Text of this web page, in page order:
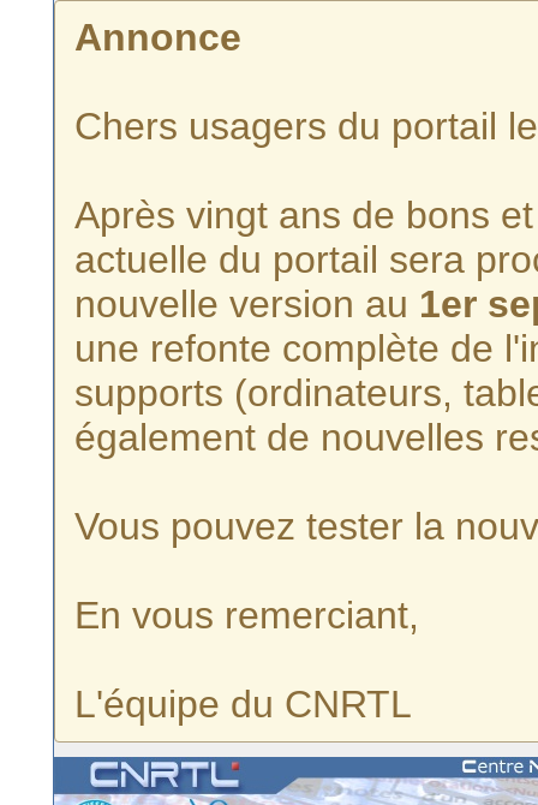
Annonce
Chers usagers du portail
Après vingt ans de bons
actuelle du portail sera
nouvelle version au 1er
une refonte complète de
supports (ordinateurs,
également de nouvelles
Vous pouvez tester la
En vous remerciant,
L'équipe du CNRTL